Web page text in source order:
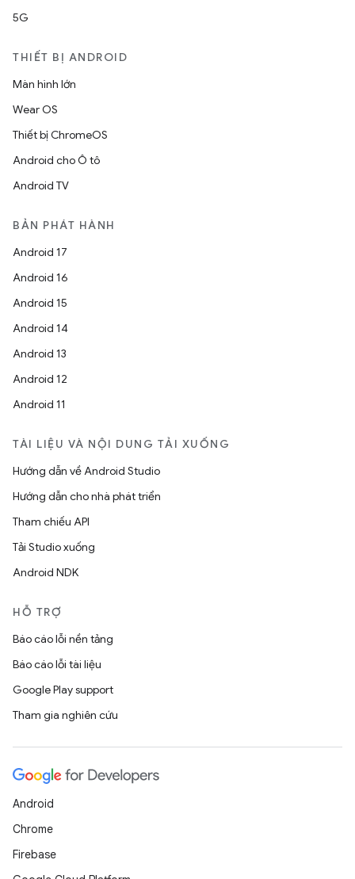
5G
THIẾT BỊ ANDROID
Màn hình lớn
Wear OS
Thiết bị ChromeOS
Android cho Ô tô
Android TV
BẢN PHÁT HÀNH
Android 17
Android 16
Android 15
Android 14
Android 13
Android 12
Android 11
TÀI LIỆU VÀ NỘI DUNG TẢI XUỐNG
Hướng dẫn về Android Studio
Hướng dẫn cho nhà phát triển
Tham chiếu API
Tải Studio xuống
Android NDK
HỖ TRỢ
Báo cáo lỗi nền tảng
Báo cáo lỗi tài liệu
Google Play support
Tham gia nghiên cứu
Android
Chrome
Firebase